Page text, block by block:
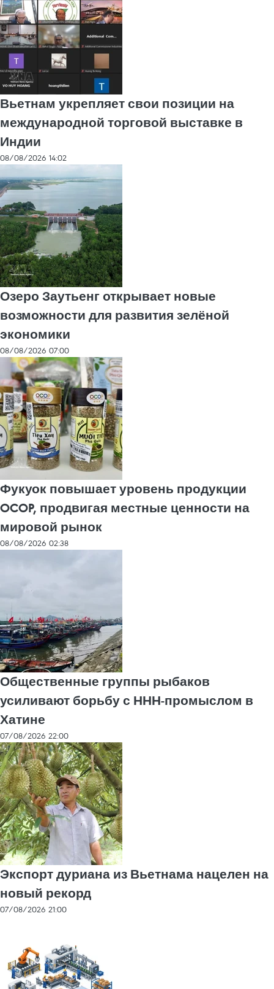
Вьетнам укрепляет свои позиции на
международной торговой выставке в
Индии
08/08/2026 14:02
Озеро Заутьенг открывает новые
возможности для развития зелёной
экономики
08/08/2026 07:00
Фукуок повышает уровень продукции
OCOP, продвигая местные ценности на
мировой рынок
08/08/2026 02:38
Общественные группы рыбаков
усиливают борьбу с ННН-промыслом в
Хатине
07/08/2026 22:00
Экспорт дуриана из Вьетнама нацелен на
новый рекорд
07/08/2026 21:00